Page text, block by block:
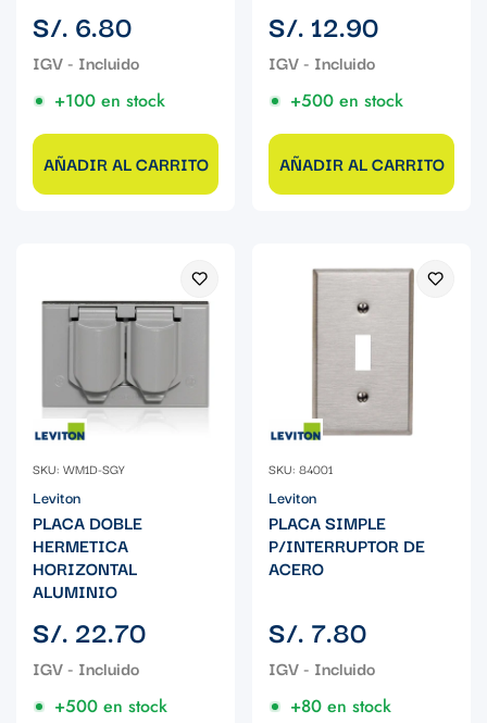
Precio
regular
S/. 6.80
+100 en stock
AÑADIR AL CARRITO
Precio
regular
S/. 12.90
+500 en stock
AÑADIR AL CARRITO
SKU: WM1D-SGY
Leviton
PLACA DOBLE
HERMETICA
HORIZONTAL
ALUMINIO
Precio
regular
S/. 22.70
+500 en stock
SKU: 84001
Leviton
PLACA SIMPLE
P/INTERRUPTOR DE
ACERO
Precio
regular
S/. 7.80
+80 en stock